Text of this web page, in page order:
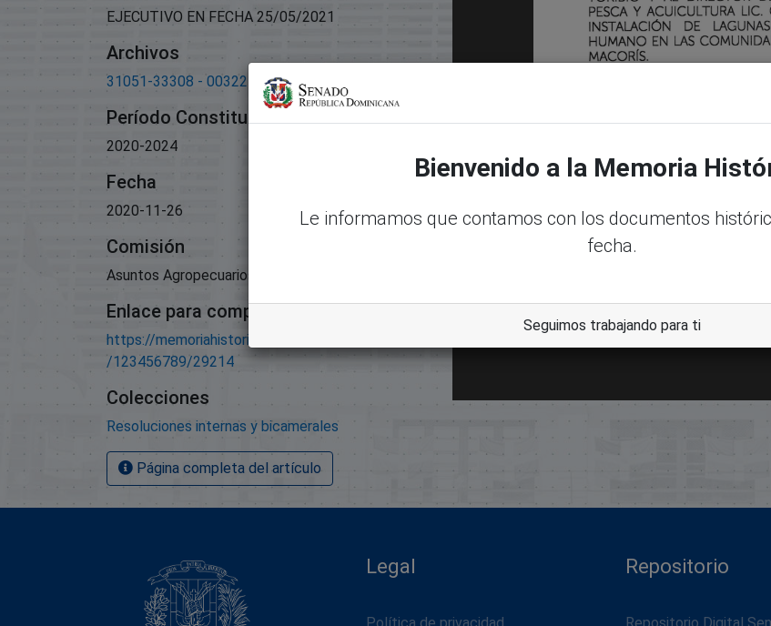
EJECUTIVO EN FECHA 25/05/2021
Archivos
31051-33308 - 00322-2020-Otro.pdf
Período Constitucional
2020-2024
Fecha
2020-11-26
Comisión
Asuntos Agropecuarios Y Agroindustriales;
Enlace para compartir este artículo
https://memoriahistorica.senadord.gob.do/handle
/123456789/29214
Colecciones
Resoluciones internas y bicamerales
Página completa del artículo
Legal Repositorio
Bienvenido a la Memoria
Le informamos que contamos con los documentos
fecha.
Seguimos trabajando para ti